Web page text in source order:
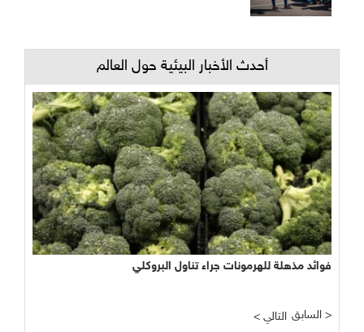
أحدث الأخبار البيئية حول العالم
فوائد مذهلة للهرمونات جراء تناول البروكلي
< التالي السابق >